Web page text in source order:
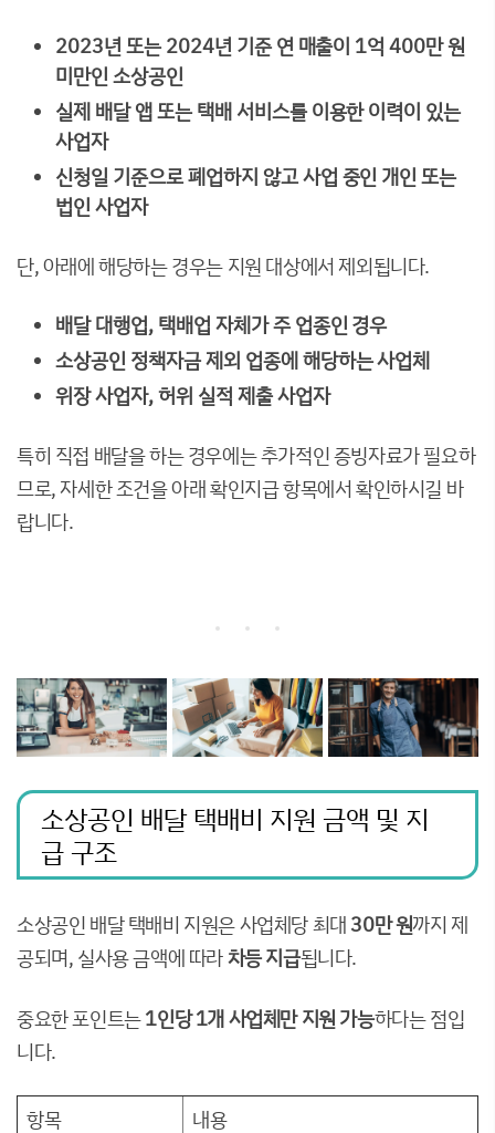
2023년 또는 2024년 기준 연 매출이 1억 400만 원
미만인 소상공인
실제 배달 앱 또는 택배 서비스를 이용한 이력이 있는
사업자
신청일 기준으로 폐업하지 않고 사업 중인 개인 또는
법인 사업자
단, 아래에 해당하는 경우는 지원 대상에서 제외됩니다.
배달 대행업, 택배업 자체가 주 업종인 경우
소상공인 정책자금 제외 업종에 해당하는 사업체
위장 사업자, 허위 실적 제출 사업자
특히 직접 배달을 하는 경우에는 추가적인 증빙자료가 필요하
므로, 자세한 조건을 아래 확인지급 항목에서 확인하시길 바
랍니다.
소상공인 배달 택배비 지원 금액 및 지
급 구조
소상공인 배달 택배비 지원은 사업체당 최대30만 원까지 제
공되며, 실사용 금액에 따라차등 지급됩니다.
중요한 포인트는1인당 1개 사업체만 지원 가능하다는 점입
니다.
항목
내용